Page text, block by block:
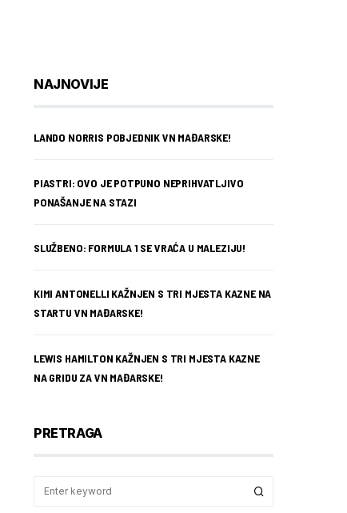
NAJNOVIJE
LANDO NORRIS POBJEDNIK VN MAĐARSKE!
PIASTRI: OVO JE POTPUNO NEPRIHVATLJIVO
PONAŠANJE NA STAZI
SLUŽBENO: FORMULA 1 SE VRAĆA U MALEZIJU!
KIMI ANTONELLI KAŽNJEN S TRI MJESTA KAZNE NA
STARTU VN MAĐARSKE!
LEWIS HAMILTON KAŽNJEN S TRI MJESTA KAZNE
NA GRIDU ZA VN MAĐARSKE!
PRETRAGA